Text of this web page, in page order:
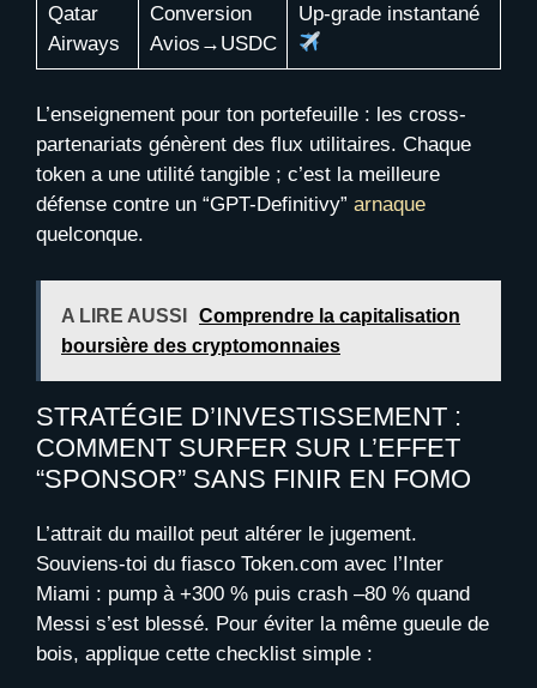
Qatar
Airways
Conversion
Avios→USDC
Up-grade instantané
L’enseignement pour ton portefeuille : les cross-
partenariats génèrent des flux utilitaires. Chaque
token a une utilité tangible ; c’est la meilleure
défense contre un “GPT-Definitivy” arnaque
quelconque.
A LIRE AUSSI
Comprendre la capitalisation
boursière des cryptomonnaies
STRATÉGIE D’INVESTISSEMENT :
COMMENT SURFER SUR L’EFFET
“SPONSOR” SANS FINIR EN FOMO
L’attrait du maillot peut altérer le jugement.
Souviens-toi du fiasco Token.com avec l’Inter
Miami : pump à +300 % puis crash –80 % quand
Messi s’est blessé. Pour éviter la même gueule de
bois, applique cette checklist simple :